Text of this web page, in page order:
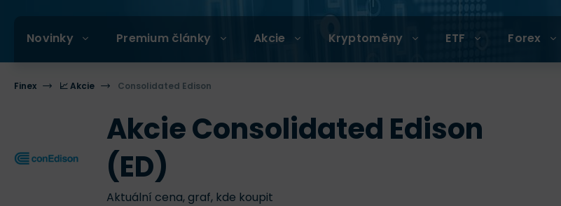
Novinky Premium články Akcie Kryptoměny ETF Forex
Finex 📈 Akcie Consolidated Edison
Akcie Consolidated Edison
(ED)
Aktuální cena, graf, kde koupit